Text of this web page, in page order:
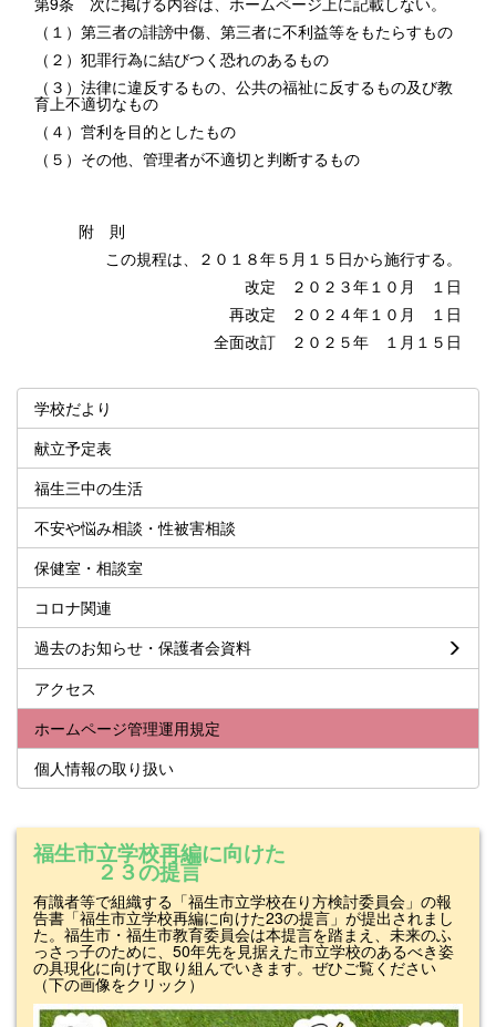
（１）第三者の誹謗中傷、第三者に不利益等をもたらすもの
（２）犯罪行為に結びつく恐れのあるもの
（３）法律に違反するもの、公共の福祉に反するもの及び教
育上不適切なもの
（４）営利を目的としたもの
（５）その他、管理者が不適切と判断するもの
附 則
この規程は、２０１８年５月１５日から施行する。
改定 ２０２３年１０月 １日
再改定 ２０２４年１０月 １日
全面改訂 ２０２５年 １月１５日
学校だより
献立予定表
福生三中の生活
不安や悩み相談・性被害相談
保健室・相談室
コロナ関連
過去のお知らせ・保護者会資料
アクセス
ホームページ管理運用規定
個人情報の取り扱い
福生市立学校再編に向けた
２３の提言
有識者等で組織する「福生市立学校在り方検討委員会」の報
告書「福生市立学校再編に向けた23の提言」が提出されまし
た。福生市・福生市教育委員会は本提言を踏まえ、未来のふ
っさっ子のために、50年先を見据えた市立学校のあるべき姿
の具現化に向けて取り組んでいきます。ぜひご覧ください
（下の画像をクリック）